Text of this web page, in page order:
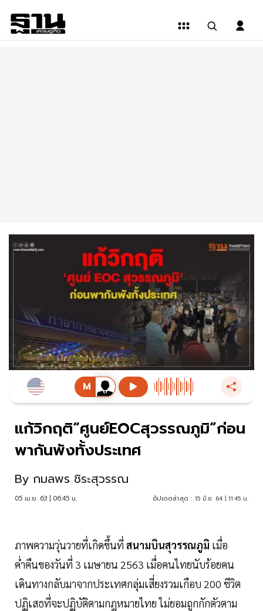
แก้วิกฤติ“ศูนย์EOCสุวรรณภูมิ”ก่อน
พากันพังทั้งประเทศ
By กมลพร ชิระสุวรรณ
05 เม.ย. 63 | 06:45 น. อัปเดตล่าสุด : 15 มิ.ย. 64 | 11:45 น.
ภาพความวุ่นวายที่เกิดขึ้นที่ สนามบินสุวรรณภูมิ เมื่อ
ค่ำคืนของวันที่ 3 เมษายน 2563 เมื่อคนไทยนับร้อยคน
เดินทางกลับมาจากประเทศกลุ่มเสี่ยงรวมเกือบ 200 ชีวิต
ปฏิเสธที่จะปฏิบัติตามกฎหมายไทย ไม่ยอมถูกกักตัวตาม